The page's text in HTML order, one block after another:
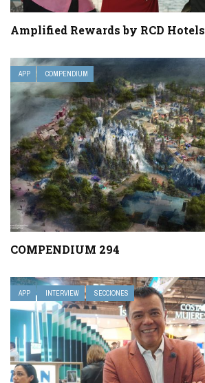
Amplified Rewards by RCD Hotels
APP COMPENDIUM
COMPENDIUM 294
APP INTERVIEW SECCIONES